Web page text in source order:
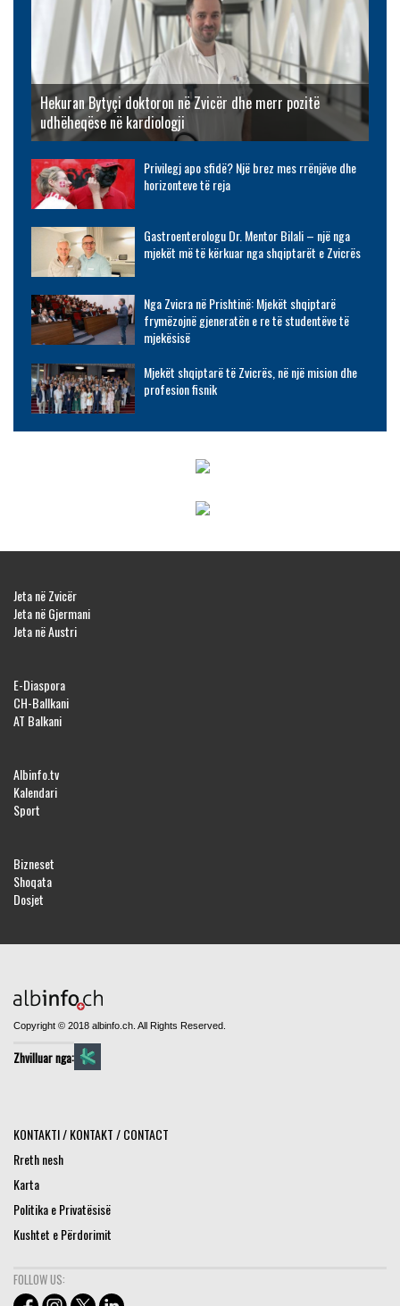
Hekuran Bytyçi doktoron në Zvicër dhe merr pozitë
udhëheqëse në kardiologji
Privilegj apo sfidë? Një brez mes rrënjëve dhe
horizonteve të reja
Gastroenterologu Dr. Mentor Bilali – një nga
mjekët më të kërkuar nga shqiptarët e Zvicrës
Nga Zvicra në Prishtinë: Mjekët shqiptarë
frymëzojnë gjeneratën e re të studentëve të
mjekësisë
Mjekët shqiptarë të Zvicrës, në një mision dhe
profesion fisnik
Jeta në Zvicër
Jeta në Gjermani
Jeta në Austri
E-Diaspora
CH-Ballkani
AT Balkani
Albinfo.tv
Kalendari
Sport
Bizneset
Shoqata
Dosjet
Copyright © 2018 albinfo.ch. All Rights Reserved.
Zhvilluar nga:
KONTAKTI / KONTAKT / CONTACT
Rreth nesh
Karta
Politika e Privatësisë
Kushtet e Përdorimit
FOLLOW US: